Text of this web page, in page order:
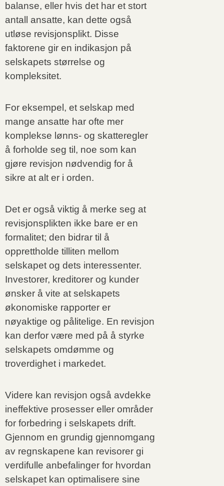
balanse, eller hvis det har et stort
antall ansatte, kan dette også
utløse revisjonsplikt. Disse
faktorene gir en indikasjon på
selskapets størrelse og
kompleksitet.
For eksempel, et selskap med
mange ansatte har ofte mer
komplekse lønns- og skatteregler
å forholde seg til, noe som kan
gjøre revisjon nødvendig for å
sikre at alt er i orden.
Det er også viktig å merke seg at
revisjonsplikten ikke bare er en
formalitet; den bidrar til å
opprettholde tilliten mellom
selskapet og dets interessenter.
Investorer, kreditorer og kunder
ønsker å vite at selskapets
økonomiske rapporter er
nøyaktige og pålitelige. En revisjon
kan derfor være med på å styrke
selskapets omdømme og
troverdighet i markedet.
Videre kan revisjon også avdekke
ineffektive prosesser eller områder
for forbedring i selskapets drift.
Gjennom en grundig gjennomgang
av regnskapene kan revisorer gi
verdifulle anbefalinger for hvordan
selskapet kan optimalisere sine